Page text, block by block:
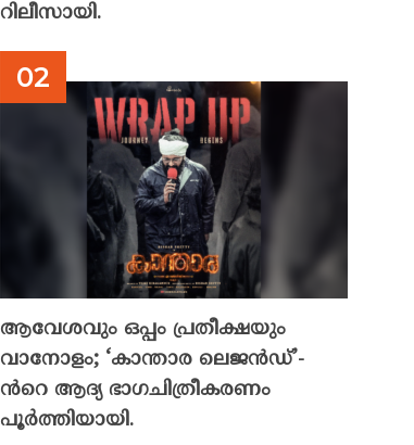
റിലീസായി.
ആവേശവും ഒപ്പം പ്രതീക്ഷയും
വാനോളം; ‘കാന്താര ലെജൻഡ്’-
ൻറെ ആദ്യ ഭാഗചിത്രീകരണം
പൂർത്തിയായി.